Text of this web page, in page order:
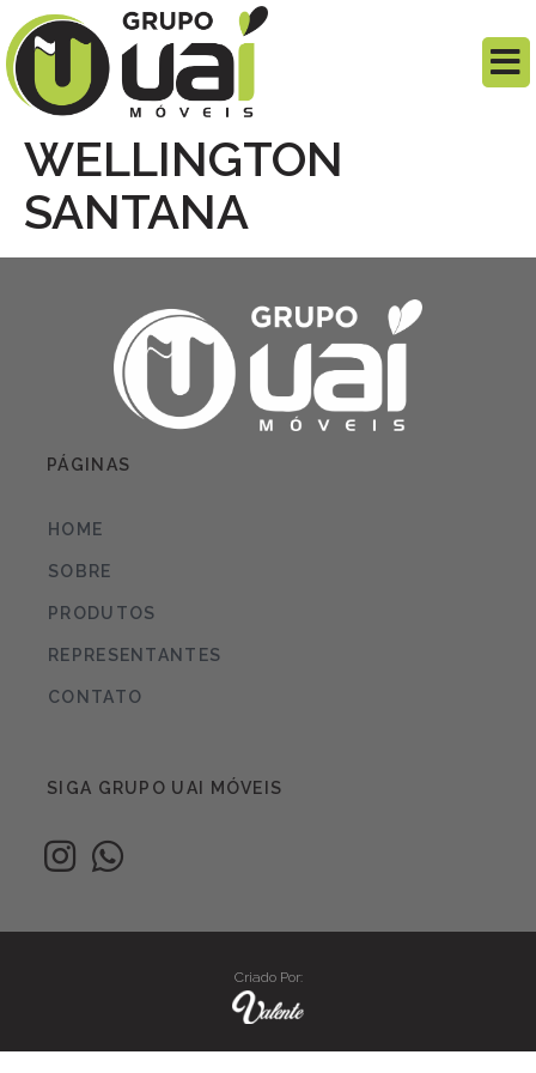
WELLINGTON
SANTANA
PÁGINAS
HOME
SOBRE
PRODUTOS
REPRESENTANTES
CONTATO
SIGA GRUPO UAI MÓVEIS
Criado Por: